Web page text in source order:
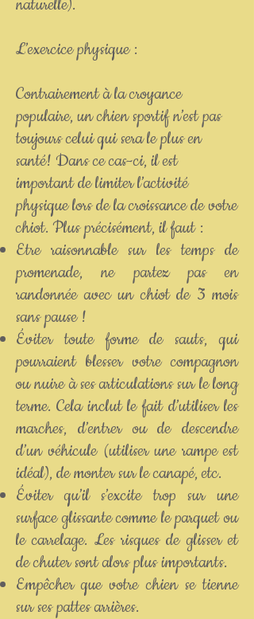
naturelle).
L’exercice physique :
Contrairement à la croyance
populaire, un chien sportif n’est pas
toujours celui qui sera le plus en
santé! Dans ce cas-ci, il est
important de limiter l’activité
physique lors de la croissance de votre
chiot. Plus précisément, il faut :
Etre raisonnable sur les temps de
promenade, ne partez pas en
randonnée avec un chiot de 3 mois
sans pause !
Éviter toute forme de sauts, qui
pourraient blesser votre compagnon
ou nuire à ses articulations sur le long
terme. Cela inclut le fait d’utiliser les
marches, d’entrer ou de descendre
d’un véhicule (utiliser une rampe est
idéal), de monter sur le canapé, etc.
Éviter qu’il s’excite trop sur une
surface glissante comme le parquet ou
le carrelage. Les risques de glisser et
de chuter sont alors plus importants.
Empêcher que votre chien se tienne
sur ses pattes arrières.